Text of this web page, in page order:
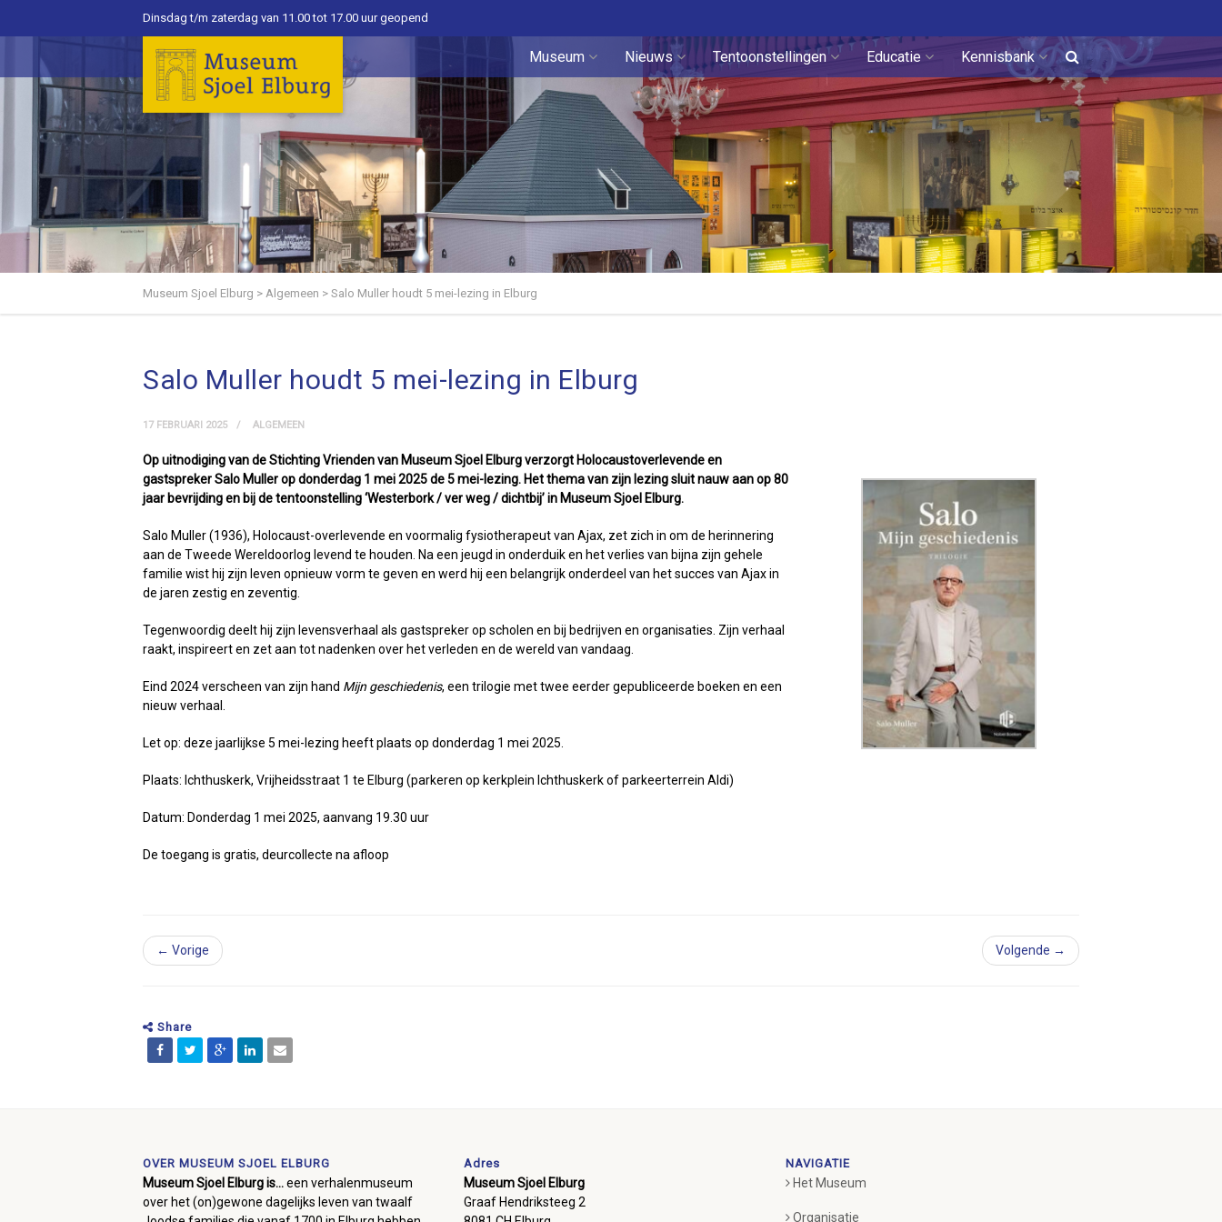
Dinsdag t/m zaterdag van 11.00 tot 17.00 uur geopend
Museum Nieuws Tentoonstellingen Educatie Kennisbank
Museum Sjoel Elburg > Algemeen > Salo Muller houdt 5 mei-lezing in Elburg
Salo Muller houdt 5 mei-lezing in Elburg
17 FEBRUARI 2025 ALGEMEEN
Op uitnodiging van de Stichting Vrienden van Museum Sjoel Elburg verzorgt Holocaustoverlevende en
gastspreker Salo Muller op donderdag 1 mei 2025 de 5 mei-lezing. Het thema van zijn lezing sluit nauw aan op 80
jaar bevrijding en bij de tentoonstelling ‘Westerbork / ver weg / dichtbij’ in Museum Sjoel Elburg.
Salo Muller (1936), Holocaust-overlevende en voormalig fysiotherapeut van Ajax, zet zich in om de herinnering
aan de Tweede Wereldoorlog levend te houden. Na een jeugd in onderduik en het verlies van bijna zijn gehele
familie wist hij zijn leven opnieuw vorm te geven en werd hij een belangrijk onderdeel van het succes van Ajax in
de jaren zestig en zeventig.
Tegenwoordig deelt hij zijn levensverhaal als gastspreker op scholen en bij bedrijven en organisaties. Zijn verhaal
raakt, inspireert en zet aan tot nadenken over het verleden en de wereld van vandaag.
Eind 2024 verscheen van zijn hand Mijn geschiedenis, een trilogie met twee eerder gepubliceerde boeken en een
nieuw verhaal.
Let op: deze jaarlijkse 5 mei-lezing heeft plaats op donderdag 1 mei 2025.
Plaats: Ichthuskerk, Vrijheidsstraat 1 te Elburg (parkeren op kerkplein Ichthuskerk of parkeerterrein Aldi)
Datum: Donderdag 1 mei 2025, aanvang 19.30 uur
De toegang is gratis, deurcollecte na afloop
← Vorige Volgende →
Share
OVER MUSEUM SJOEL ELBURG
Museum Sjoel Elburg is...een verhalenmuseum
over het (on)gewone dagelijks leven van twaalf
Adres
Museum Sjoel Elburg
Graaf Hendriksteeg 2
NAVIGATIE
Het Museum
Organisatie